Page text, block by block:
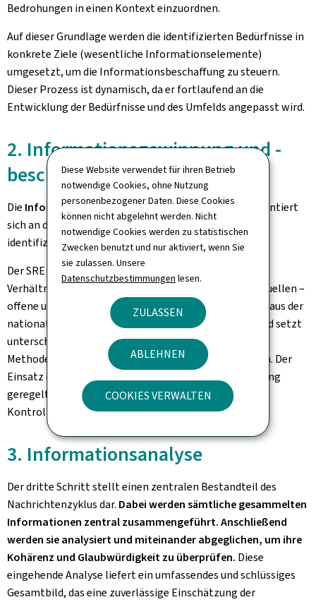
Diese Website verwendet für ihren Betrieb
notwendige Cookies, ohne Nutzung
personenbezogener Daten. Diese Cookies
können nicht abgelehnt werden. Nicht
notwendige Cookies werden zu statistischen
Zwecken benutzt und nur aktiviert, wenn Sie
sie zulassen. Unsere
Datenschutzbestimmungen lesen.
ZULASSEN
ABLEHNEN
COOKIES VERWALTEN
Bedrohungen in einen Kontext einzuordnen.
Auf dieser Grundlage werden die identifizierten Bedürfnisse in
konkrete Ziele (wesentliche Informationselemente)
umgesetzt, um die Informationsbeschaffung zu steuern.
Dieser Prozess ist dynamisch, da er fortlaufend an die
Entwicklung der Bedürfnisse und des Umfelds angepasst wird.
2. Informationsgewinnung und -
beschaffung
Die Informationsbeschaffung erfolgt gezieltund orientiert
sich an den Bedürfnissen, die im vorherigen Schritt
identifiziert wurden.
Der SRE nutzt unter Wahrung der Prinzipien der
Verhältnismäßigkeit und Subsidiarität verschiedene Quellen –
offene und menschliche Quellen sowie Informationen aus der
nationalen und internationalen Zusammenarbeit – und setzt
unterschiedliche, dem jeweiligen Kontext angepasste
Methoden und Mittel der Informationsbeschaffung ein. Der
Einsatz dieser Methoden und Mittel ist gesetzlich streng
geregelt und unterliegt mehreren unabhängigen
Kontrollinstanzen (sieheAufsicht des SRE).
3. Informationsanalyse
Der dritte Schritt stellt einen zentralen Bestandteil des
Nachrichtenzyklus dar. Dabei werden sämtliche gesammelten
Informationen zentral zusammengeführt. Anschließend
werden sie analysiert und miteinander abgeglichen, um ihre
Kohärenz und Glaubwürdigkeit zu überprüfen. Diese
eingehende Analyse liefert ein umfassendes und schlüssiges
Gesamtbild, das eine zuverlässige Einschätzung der